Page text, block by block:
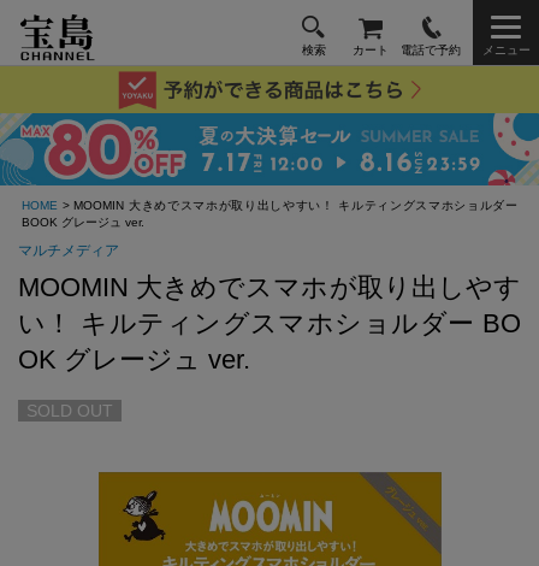
検索 カート 電話で予約 メニュー
HOME > MOOMIN 大きめでスマホが取り出しやすい！ キルティングスマホショルダー
BOOK グレージュ ver.
マルチメディア
MOOMIN 大きめでスマホが取り出しやす
い！ キルティングスマホショルダー BO
OK グレージュ ver.
SOLD OUT